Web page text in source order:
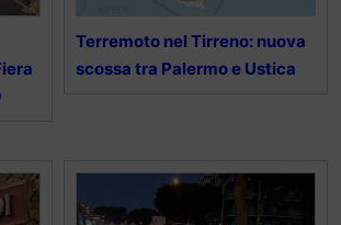
Terremoto nel Tirreno: nuova
scossa tra Palermo e Ustica